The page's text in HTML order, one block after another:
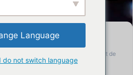
inébranlable et d'un
esprit combatif.
juin 2023 du représentant permanent de
(UE)
Language
do not switch language